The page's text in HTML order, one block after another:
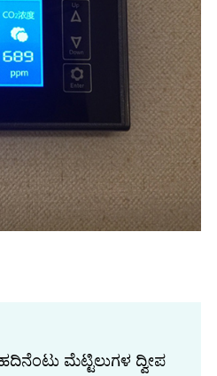
ಮೆಟ್ಟಿಲುಗಳ ದ್ವೀಪ